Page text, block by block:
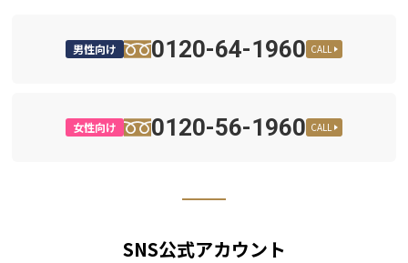
男性向け 0120-64-1960 CALL
女性向け 0120-56-1960 CALL
SNS公式アカウント